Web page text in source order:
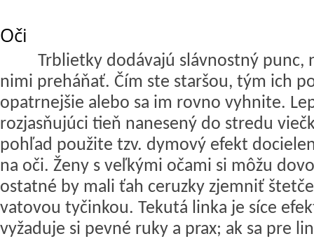
Oči
Trblietky dodávajú slávnostný punc,
nimi preháňať. Čím ste staršou, tým ich
opatrnejšie alebo sa im rovno vyhnite.
rozjasňujúci tieň nanesený do stredu
pohľad použite tzv. dymový efekt
na oči. Ženy s veľkými očami si môžu
ostatné by mali ťah ceruzky zjemniť
vatovou tyčinkou. Tekutá linka je síce
vyžaduje si pevné ruky a prax; ak sa pre